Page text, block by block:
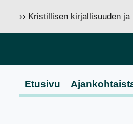
›› Kristillisen kirjallisuuden
Etusivu